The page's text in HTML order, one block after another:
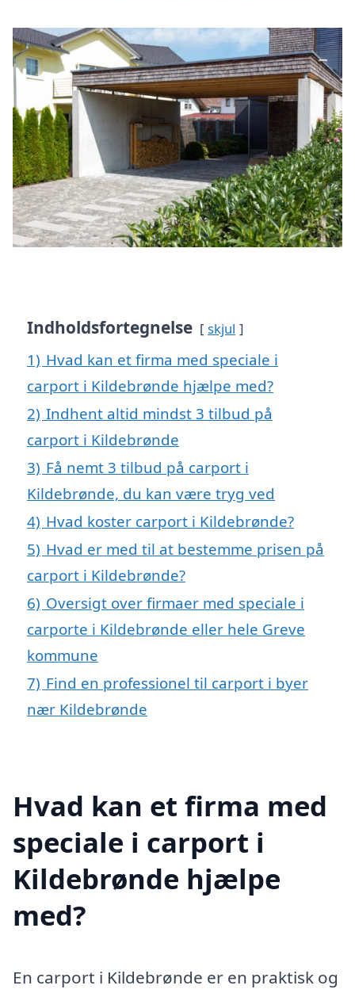
Indholdsfortegnelse skjul
1) Hvad kan et firma med speciale i
carport i Kildebrønde hjælpe med?
2) Indhent altid mindst 3 tilbud på
carport i Kildebrønde
3) Få nemt 3 tilbud på carport i
Kildebrønde, du kan være tryg ved
4) Hvad koster carport i Kildebrønde?
5) Hvad er med til at bestemme prisen på
carport i Kildebrønde?
6) Oversigt over firmaer med speciale i
carporte i Kildebrønde eller hele Greve
kommune
7) Find en professionel til carport i byer
nær Kildebrønde
Hvad kan et firma med
speciale i carport i
Kildebrønde hjælpe
med?
En carport i Kildebrønde er en praktisk og